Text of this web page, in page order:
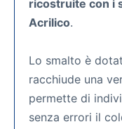
ricostruite con i
Acrilico.
Lo smalto è
racchiude una
permette di
senza errori il